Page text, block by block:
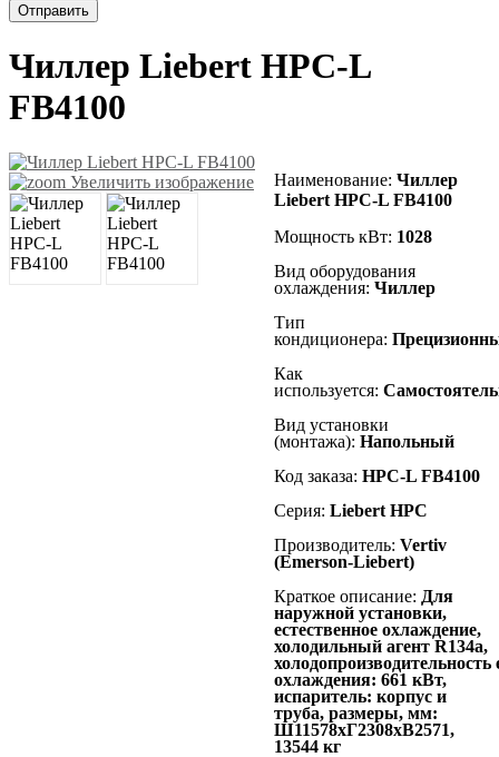
Чиллер Liebert HPC-L
FB4100
Увеличить изображение Наименование: Чиллер
Liebert HPC-L FB4100
Мощность кВт: 1028
Вид оборудования
охлаждения: Чиллер
Тип
кондиционера:
Как
используется:
Вид установки
(монтажа): Напольный
Код заказа: HPC-L FB4100
Серия: Liebert HPC
Производитель: Vertiv
(Emerson-Liebert)
Краткое описание: Для
наружной установки,
естественное охлаждение,
холодильный агент R134а,
холодопроизводительность
охлаждения: 661 кВт,
испаритель: корпус и
труба, размеры, мм:
Ш11578хГ2308хВ2571,
13544 кг